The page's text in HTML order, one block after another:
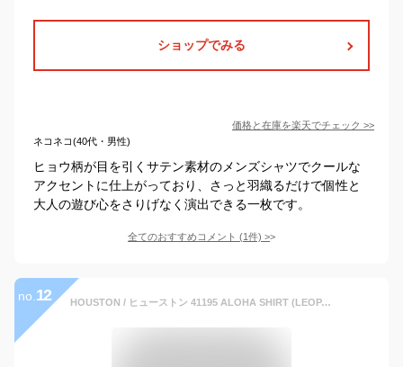
ショップでみる
価格と在庫を楽天でチェック >>
ネコネコ(40代・男性)
ヒョウ柄が目を引くサテン素材のメンズシャツでクールな
アクセントに仕上がっており、さっと羽織るだけで個性と
大人の遊び心をさりげなく演出できる一枚です。
全てのおすすめコメント (1件) >
no. 12 HOUSTON / ヒューストン 41195 ALOHA SHIRT (LEOPARD) / アロハシャツ -全4色- 半袖シャツ 薄手 ハワイアンシャツ メンズ ヴィンテージ カジュアル アメカジ [41195]